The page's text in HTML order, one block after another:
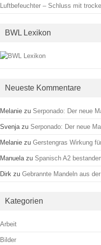
Luftbefeuchter – Schluss mit
BWL Lexikon
Neueste Kommentare
Melanie zu Serponado: Der neue
Svenjazu Serponado: Der neue
Melanie zu Gerstengras Wirkung
Manuelazu Spanisch A2
Dirk zu Gebrannte Mandeln aus
Kategorien
Arbeit
Bilder